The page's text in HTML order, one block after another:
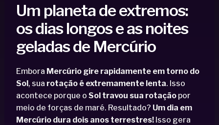
Um planeta de extremos:
os dias longos e as noites
geladas de Mercúrio
Embora Mercúrio gire rapidamente em torno do
Sol, sua rotação é extremamente lenta. Isso
acontece porque o Sol travou sua rotaçãopor
meio de forças de maré. Resultado? Um dia em
Mercúrio dura dois anos terrestres!Isso gera